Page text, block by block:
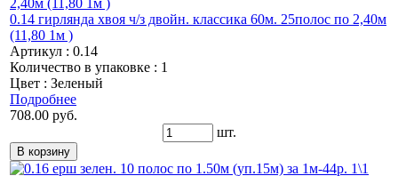
0.14 гирлянда хвоя ч/з двойн. классика 60м. 25полос по 2,40м
(11,80 1м )
Артикул : 0.14
Количество в упаковке : 1
Цвет : Зеленый
Подробнее
708.00 руб.
шт.